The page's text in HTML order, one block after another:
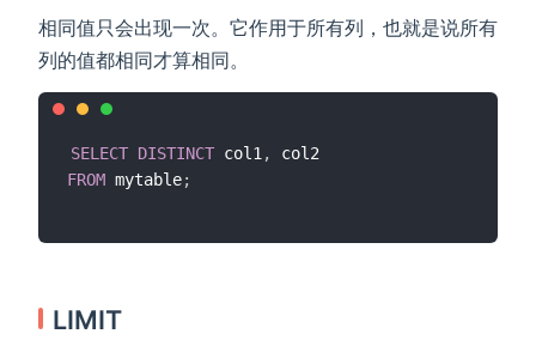
相同值只会出现一次。它作用于所有列，也就是说所有
列的值都相同才算相同。
SELECT DISTINCT col1,
FROM mytable;
LIMIT